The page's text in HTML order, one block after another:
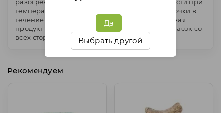
Да
Выбрать другой
разогревать колбаски на жарочной поверхности при
температуре от 110 до 120 C до золотистой корочки в
течение 30 минут периодически переворачивая
продукт для равномерного прогревания колбасок со
всех сторон.
Рекомендуем